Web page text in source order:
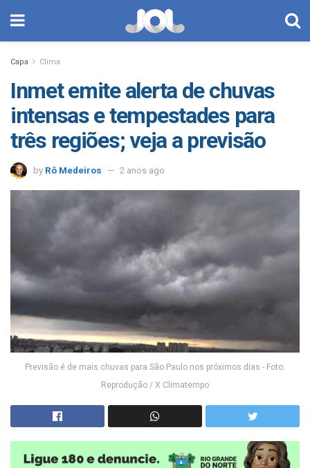
Capa Clima
Inmet emite alerta de chuvas
intensas e tempestades para
três regiões; veja a previsão
by Rô Medeiros 2 anos ago
Previsão é de mais chuvas para São Paulo nos próximos dias - Foto:
Reprodução / X Climatempo